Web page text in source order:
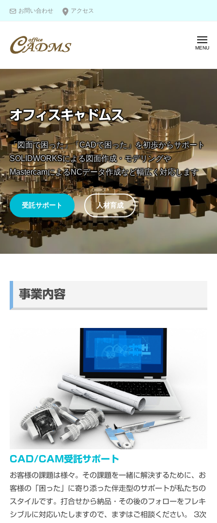
へ
キ
ッ
プ
お問い合わせ アクセス
オ
ィ
ス
キ
ャ
ド
ム
ス
図
作
＆
モ
デ
リ
グ
の
エ
キ
ス
パ
メ
ニ
ー
オフィスキャドムス
「図面で困った」「CADで困った」を初歩からサポート
SOLIDWORKSによる図面作成・モデリングや
MastercamによるNCデータ作成など幅広く対応します
受託サポート 人材育成
HOME
2026
officeCADMS
事業内容
CAD/CAM受託サポート
お客様の課題は様々。その課題を一緒に解決するために、お
客様の「困った」に寄り添った伴走型のサポートが私たちの
スタイルです。打合せから納品・その後のフォローをフレキ
シブルに対応いたしますので、まずはご相談ください。 3次
フ
ィ
キ
ド
ス